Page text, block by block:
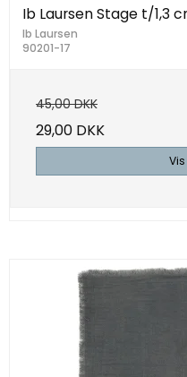
Ib Laursen Stage t/1,3
Ib Laursen
90201-17
45,00 DKK
29,00 DKK